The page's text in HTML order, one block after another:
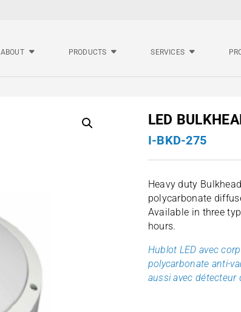
ABOUT PRODUCTS SERVICES
LED
I-BKD-275
Heavy duty
polycarbonate
Available in three
hours.
Hublot LED avec
polycarbonate anti-
aussi avec détecteur